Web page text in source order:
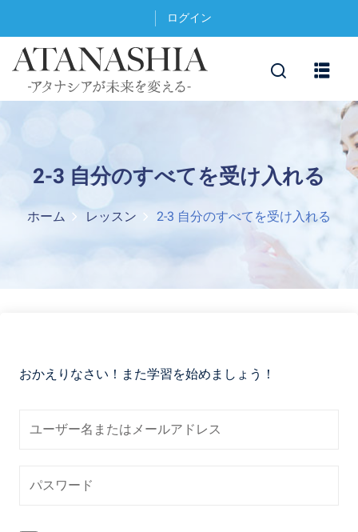
ログイン
2-3 自分のすべてを受け入れる
ホーム レッスン 2-3 自分のすべてを受け入れる
おかえりなさい！また学習を始めましょう！